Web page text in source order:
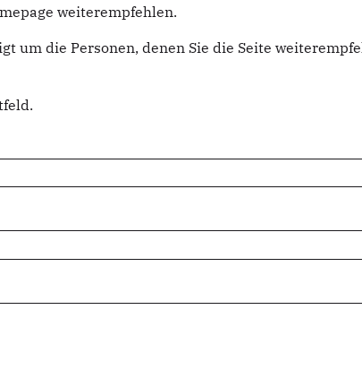
weiterempfehlen.
um die Personen, denen Sie die Seite